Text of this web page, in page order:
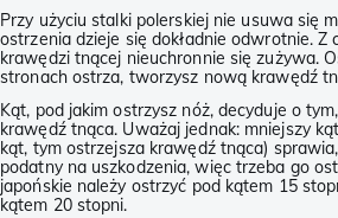
Przy użyciu stalki polerskiej nie usuwa się
ostrzenia dzieje się dokładnie odwrotnie. Z
krawędzi tnącej nieuchronnie się zużywa.
stronach ostrza, tworzysz nową krawędź
Kąt, pod jakim ostrzysz nóż, decyduje o
krawędź tnąca. Uważaj jednak: mniejszy
kąt, tym ostrzejsza krawędź tnąca)
podatny na uszkodzenia, więc trzeba go
japońskie należy ostrzyć pod kątem 15
kątem 20 stopni.